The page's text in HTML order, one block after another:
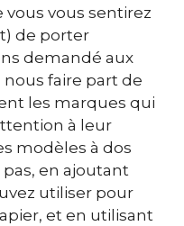
vous sentirez
de porter
demandé aux
faire part de
les marques qui
à leur
modèles à dos
en ajoutant
utiliser pour
et en utilisant